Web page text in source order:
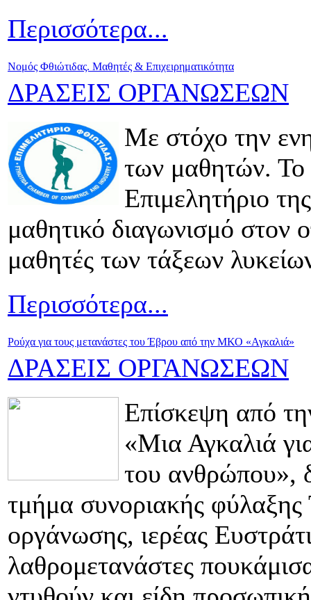
Περισσότερα...
Νομός Φθιώτιδας. Μαθητές & Επιχειρηματικότητα
ΔΡΑΣΕΙΣ ΟΡΓΑΝΩΣΕΩΝ
Με στόχο την
των μαθητών. Το
Επιμελητήριο
μαθητικό διαγωνισμό στον
μαθητές των τάξεων
Περισσότερα...
Ρούχα για τους μετανάστες του Έβρου από την ΜΚΟ «Αγκαλιά»
ΔΡΑΣΕΙΣ ΟΡΓΑΝΩΣΕΩΝ
Επίσκεψη από
«Μια Αγκαλιά
του ανθρώπου»,
τμήμα συνοριακής
οργάνωσης, ιερέας
λαθρομετανάστες